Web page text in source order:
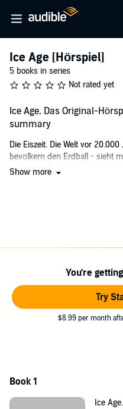
Ice Age [Hörspiel]
5 books in series
Not rated yet
Ice Age. Das Original-
summary
Die Eiszeit. Die Welt vor
bevölkern den Erdball - sieht
nicht so edler Vierbeiner ab.
auf ihrer Linie liegt: Sie sollen
Eis zu rammen versucht, eine
Böses im Schilde führt. Der
grausamen Chef Soto zuletzt
anstrengen, dessen Gunst
©2006 Edel Music &
Entertainment GmbH
Show more
You're
Try
$8.99 per month
Book 1
Ice